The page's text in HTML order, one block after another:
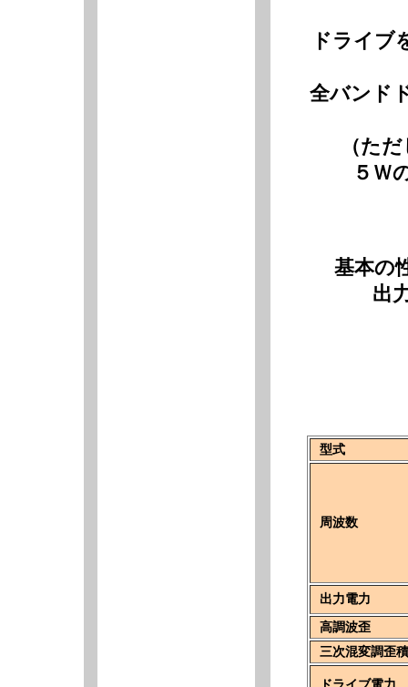
ドライブ
全バンド
（た
５Ｗ
基本の
出
型式
周波数
出力電力
高調波歪
三次混変調歪積